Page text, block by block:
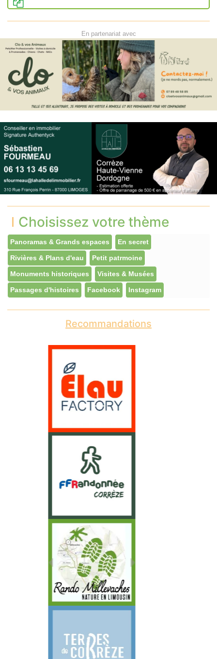
En partenariat avec
Choisissez votre thème
Panoramas & Grands espaces En secret
Rivières & Plans d'eau Petit patrmoine
Monuments historiques Visites & Musées
Passages d'histoires Facebook Instagram
Recommandations